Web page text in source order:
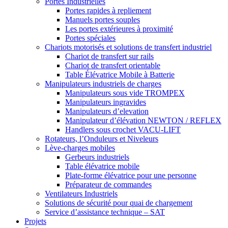
Portes rapides à repliement
Manuels portes souples
Les portes extérieures à proximité
Portes spéciales
Chariots motorisés et solutions de transfert industriel
Chariot de transfert sur rails
Chariot de transfert orientable
Table Élévatrice Mobile à Batterie
Manipulateurs industriels de charges
Manipulateurs sous vide TROMPEX
Manipulateurs ingravides
Manipulateurs d’elevation
Manipulateur d’élévation NEWTON / REFLEX
Handlers sous crochet VACU-LIFT
Rotateurs, l’Onduleurs et Niveleurs
Lève-charges mobiles
Gerbeurs industriels
Table élévatrice mobile
Plate-forme élévatrice pour une personne
Préparateur de commandes
Ventilateurs Industriels
Solutions de sécurité pour quai de chargement
Service d’assistance technique – SAT
Projets